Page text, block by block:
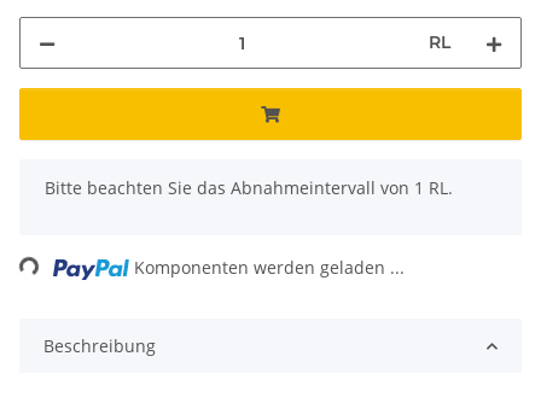
RL
x
Bitte beachten Sie das Abnahmeintervall von 1 RL.
Komponenten werden geladen ...
Beschreibung